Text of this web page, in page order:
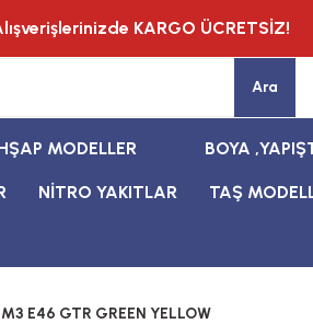
KARGO ÜCRETSİZ!
Ara
MODELLER BOYA
NİTRO YAKITLAR TAŞ
E46 GTR GREEN YELLOW